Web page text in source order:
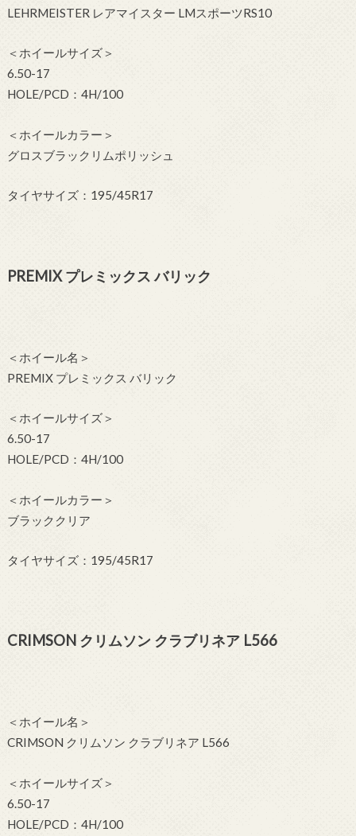
LEHRMEISTER レアマイスター LMスポーツRS10
＜ホイールサイズ＞
6.50-17
HOLE/PCD：4H/100
＜ホイールカラー＞
グロスブラックリムポリッシュ
タイヤサイズ：195/45R17
PREMIX プレミックス バリック
＜ホイール名＞
PREMIX プレミックス バリック
＜ホイールサイズ＞
6.50-17
HOLE/PCD：4H/100
＜ホイールカラー＞
ブラッククリア
タイヤサイズ：195/45R17
CRIMSON クリムソン クラブリネア L566
＜ホイール名＞
CRIMSON クリムソン クラブリネア L566
＜ホイールサイズ＞
6.50-17
HOLE/PCD：4H/100